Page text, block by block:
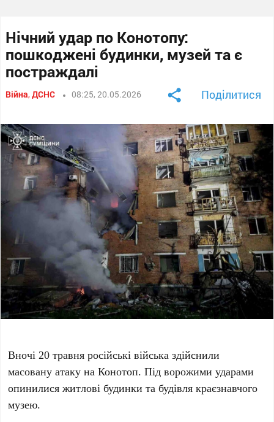
Нічний удар по Конотопу:
пошкоджені будинки, музей та є
постраждалі
Війна,ДСНС 08:25, 20.05.2026 Поділитися
Вночі 20 травня російські війська здійснили
масовану атаку на Конотоп. Під ворожими ударами
опинилися житлові будинки та будівля краєзнавчого
музею.